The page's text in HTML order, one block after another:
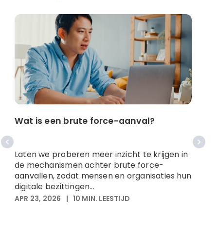
Wat is een brute force-aanval?
Laten we proberen meer inzicht te krijgen in
de mechanismen achter brute force-
aanvallen, zodat mensen en organisaties hun
digitale bezittingen...
APR 23, 2026 | 10 MIN. LEESTIJD